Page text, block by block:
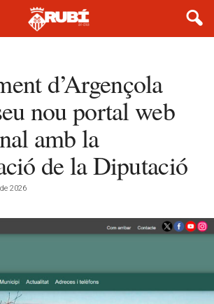
d’Argençola
nou portal web
amb la
de la Diputació
2026